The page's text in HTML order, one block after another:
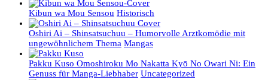
Kibun wa Mou Sensou Historisch
Oshiri Ai – Shinsatsuchuu – Humorvolle Arztkomödie mit
ungewöhnlichem Thema Mangas
Pakku Kuso Omoshiroku Mo Nakatta Kyō No Owari Ni: Ein
Genuss für Manga-Liebhaber Uncategorized